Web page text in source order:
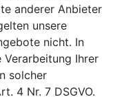
anderer Anbieter
unsere
nicht. In
Ihrer
solcher
4 Nr. 7 DSGVO.